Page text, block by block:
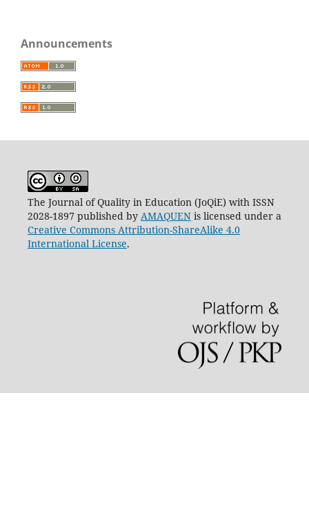
Announcements
The Journal of Quality in Education (JoQiE) with ISSN
2028-1897 published by AMAQUENis licensed under a
Creative Commons Attribution-ShareAlike 4.0
International License.